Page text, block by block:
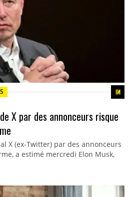
X par des annonceurs risque
X (ex-Twitter) par des annonceurs
a estimé mercredi Elon Musk,